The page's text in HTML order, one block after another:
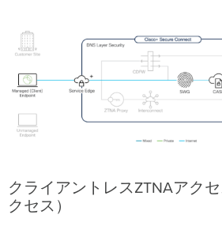
ッ
DNS
セ
クライアントレスZTNAアク
クセス）